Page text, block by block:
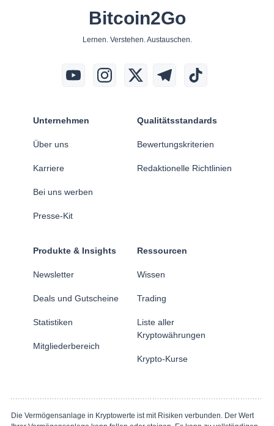
Bitcoin2Go
Lernen. Verstehen. Austauschen.
Unternehmen
Über uns
Karriere
Bei uns werben
Presse-Kit
Qualitätsstandards
Bewertungskriterien
Redaktionelle Richtlinien
Produkte & Insights
Newsletter
Deals und Gutscheine
Statistiken
Mitgliederbereich
Ressourcen
Wissen
Trading
Liste aller
Kryptowährungen
Krypto-Kurse
Die Vermögensanlage in Kryptowerte ist mit Risiken verbunden. Der Wert